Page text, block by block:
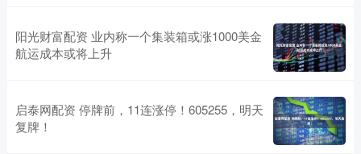
阳光财富配资 业内称一个集装箱或涨1000美金
航运成本或将上升
启泰网配资 停牌前，11连涨停！605255，明天
复牌！